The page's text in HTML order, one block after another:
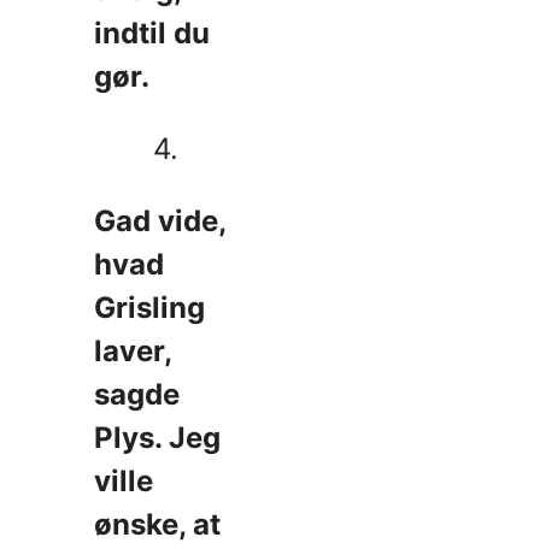
indtil du
gør.
4.
Gad vide,
hvad
Grisling
laver,
sagde
Plys. Jeg
ville
ønske, at